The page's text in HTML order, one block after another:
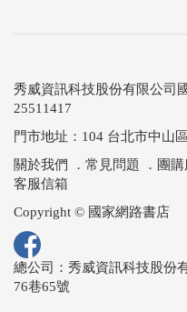
秀威資訊科技股份有限公司
25511417
門市地址：104 台北市中山
關於我們
． 常見問題 ． 團
客服信箱
Copyright © 國家網路書店
總公司：秀威資訊科技股份
76巷65號